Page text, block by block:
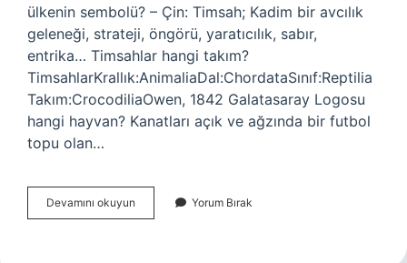
ülkenin sembolü? – Çin: Timsah; Kadim bir avcılık
geleneği, strateji, öngörü, yaratıcılık, sabır,
entrika… Timsahlar hangi takım?
TimsahlarKrallık:AnimaliaDal:ChordataSınıf:Reptilia
Takım:CrocodiliaOwen, 1842 Galatasaray Logosu
hangi hayvan? Kanatları açık ve ağzında bir futbol
topu olan…
Devamını okuyun
Hangi
Yorum Bırak